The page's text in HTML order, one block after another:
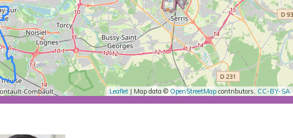
Leaflet | Map data © OpenStreetMap contributors, CC-BY-SA